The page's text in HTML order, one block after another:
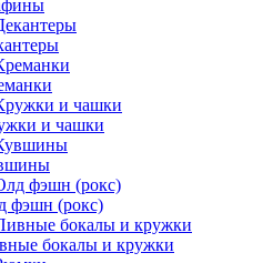
и чашки
фэшн (рокс)
бокалы и кружки